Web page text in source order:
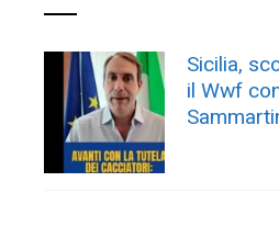
Sicilia,
il Wwf